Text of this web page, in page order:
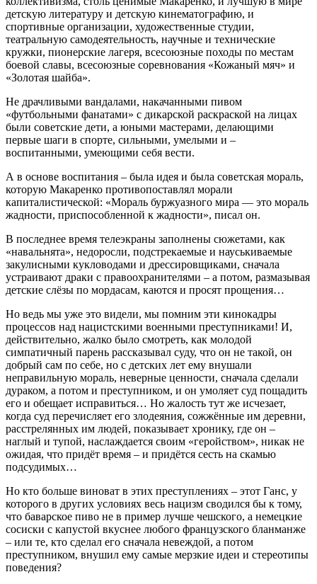
детскую литературу и детскую кинематографию, и
спортивные организации, художественные студии,
театральную самодеятельность, научные и технические
кружки, пионерские лагеря, всесоюзные походы по местам
боевой славы, всесоюзные соревнования «Кожаный мяч» и
«Золотая шайба».
Не драчливыми вандалами, накачанными пивом
«футбольными фанатами» с дикарской раскраской на лицах
были советские дети, а юными мастерами, делающими
первые шаги в спорте, сильными, умелыми и –
воспитанными, умеющими себя вести.
А в основе воспитания – была идея и была советская мораль,
которую Макаренко противопоставлял морали
капиталистической: «Мораль буржуазного мира — это мораль
жадности, приспособленной к жадности», писал он.
В последнее время телеэкраны заполнены сюжетами, как
«навальнята», недоросли, подстрекаемые и науськиваемые
закулисными кукловодами и дрессировщиками, сначала
устраивают драки с правоохранителями – а потом, размазывая
детские слёзы по мордасам, каются и просят прощения…
Но ведь мы уже это видели, мы помним эти кинокадры
процессов над нацистскими военными преступниками! И,
действительно, жалко было смотреть, как молодой
симпатичный парень рассказывал суду, что он не такой, он
добрый сам по себе, но с детских лет ему внушали
неправильную мораль, неверные ценности, сначала сделали
дураком, а потом и преступником, и он умоляет суд пощадить
его и обещает исправиться… Но жалость тут же исчезает,
когда суд перечисляет его злодеяния, сожжённые им деревни,
расстрелянных им людей, показывает хронику, где он –
наглый и тупой, наслаждается своим «геройством», никак не
ожидая, что придёт время – и придётся сесть на скамью
подсудимых…
Но кто больше виноват в этих преступлениях – этот Ганс, у
которого в других условиях весь нацизм сводился бы к тому,
что баварское пиво не в пример лучше чешского, а немецкие
сосиски с капустой вкуснее любого французского бланманже
– или те, кто сделал его сначала невеждой, а потом
преступником, внушил ему самые мерзкие идеи и стереотипы
поведения?